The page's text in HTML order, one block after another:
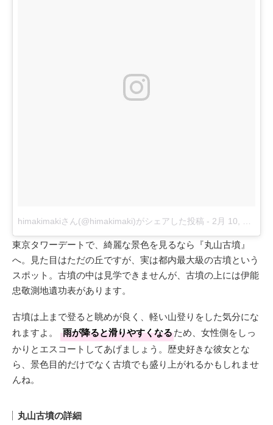
himakimakiさん(@himakimaki)がシェアした投稿 - 2月 10, 2018 at 8:31午後 PST
東京タワーデートで、綺麗な景色を見るなら『丸山古墳』
へ。見た目はただの丘ですが、実は都内最大級の古墳という
スポット。古墳の中は見学できませんが、古墳の上には伊能
忠敬測地遺功表があります。
古墳は上まで登ると眺めが良く、軽い山登りをした気分にな
れますよ。
雨が降ると滑りやすくなるため、女性側をしっ
かりとエスコートしてあげましょう。歴史好きな彼女とな
ら、景色目的だけでなく古墳でも盛り上がれるかもしれませ
んね。
丸山古墳の詳細